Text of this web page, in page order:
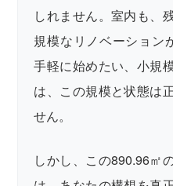
しれません。室内も、
規模なリノベーション
手軽に始めたい、小規
は、この規模と状態は
せん。
しかし、この890.96㎡